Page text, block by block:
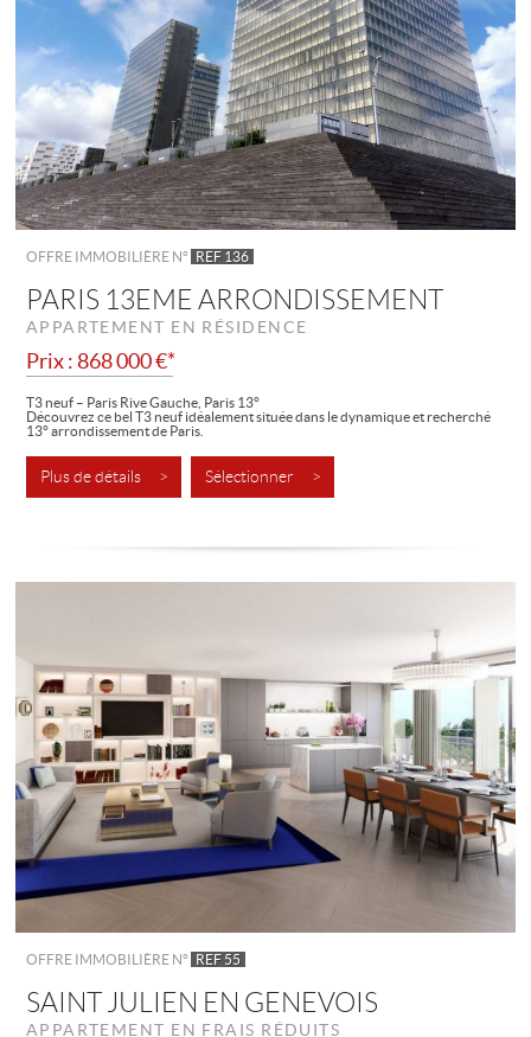
OFFRE IMMOBILIÈRE N° REF 136
PARIS 13EME ARRONDISSEMENT
APPARTEMENT EN RÉSIDENCE
Prix : 868 000 €*
T3 neuf – Paris Rive Gauche, Paris 13°
Découvrez ce bel T3 neuf idéalement située dans le dynamique et recherché
13° arrondissement de Paris.
À proximité immédiate de la Bibliothèque...
Plus de détails > Sélectionner >
OFFRE IMMOBILIÈRE N° REF 55
SAINT JULIEN EN GENEVOIS
APPARTEMENT EN FRAIS RÉDUITS